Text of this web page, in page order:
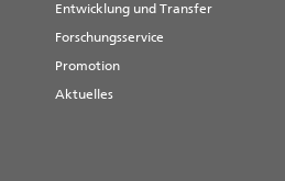
Entwicklung und Transfer
Forschungsservice
Promotion
Aktuelles